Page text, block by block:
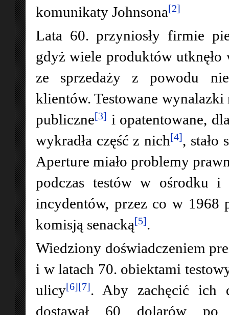
komunikaty Johnsona[2]
Lata 60. przyniosły firmie
gdyż wiele produktów utknęło
ze sprzedaży z powodu
klientów. Testowane
publiczne[3] i opatentowane,
wykradła część z nich[4], stało
Aperture miało problemy
podczas testów w ośrodku i
incydentów, przez co w 1968
komisją senacką[5].
Wiedziony doświadczeniem
i w latach 70. obiektami
ulicy[6][7]. Aby zachęcić ich
dostawał 60 dolarów po